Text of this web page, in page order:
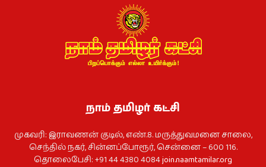
நாம் தமிழர் கட்சி
முகவரி: இராவணன் குடில், எண்.8. மருத்துவமனை சாலை,
செந்தில் நகர், சின்னப்போரூர், சென்னை – 600 116.
தொலைபேசி: +91 44 4380 4084join.naamtamilar.org